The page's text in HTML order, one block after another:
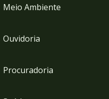
Meio Ambiente
Ouvidoria
Procuradoria